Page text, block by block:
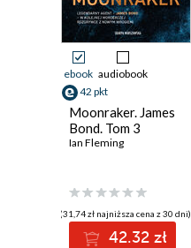
ebook audiobook
42 pkt
Moonraker. James
Bond. Tom 3
Ian Fleming
(31,74 zł najniższa cena z 30 dni)
42.32 zł